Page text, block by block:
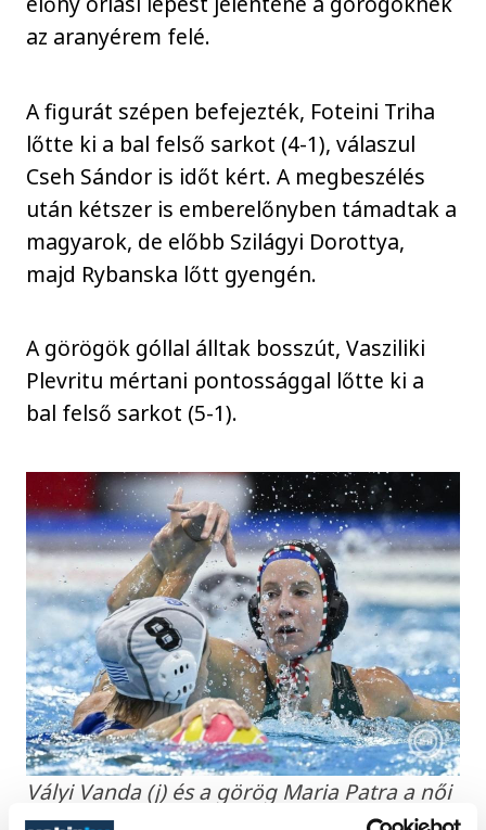
az aranyérem felé.
A figurát szépen befejezték, Foteini Triha
lőtte ki a bal felső sarkot (4-1), válaszul
Cseh Sándor is időt kért. A megbeszélés
után kétszer is emberelőnyben támadtak a
magyarok, de előbb Szilágyi Dorottya,
majd Rybanska lőtt gyengén.
A görögök góllal álltak bosszút, Vasziliki
Plevritu mértani pontossággal lőtte ki a
bal felső sarkot (5-1).
Vályi Vanda (j) és a görög Maria Patra a női
vízilabdatorna döntőjében játszott